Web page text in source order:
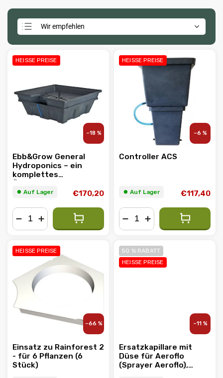
Wir empfehlen
Günstigste
Teuerste
Alphabetisch
HEISSE PREISE
–18 %
Ebb&Grow General
Hydroponics – ein
komplettes
⏺︎ Auf Lager €170,20
HEISSE PREISE
–6 %
Controller ACS
⏺︎ Auf Lager €117,40
HEISSE PREISE
–66 %
Einsatz zu Rainforest 2
- für 6 Pflanzen (6
Stück)
50 % RABATT
HEISSE PREISE
–11 %
Ersatzkapillare mit
Düse für Aeroflo
(Sprayer Aeroflo),